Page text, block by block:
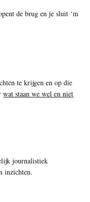
de brug en je sluit ‘m
te krijgen en op die
wat staan we wel en niet
journalistiek
inzichten.